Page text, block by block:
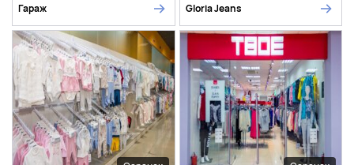
Гараж Gloria Jeans